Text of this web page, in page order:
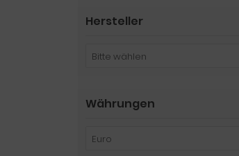
Hersteller
Bitte wählen
Währungen
Euro